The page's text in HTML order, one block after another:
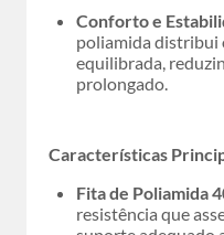
Conforto e
poliamida distribui
equilibrada,
prolongado.
Características
Fita de Poliamida
resistência que